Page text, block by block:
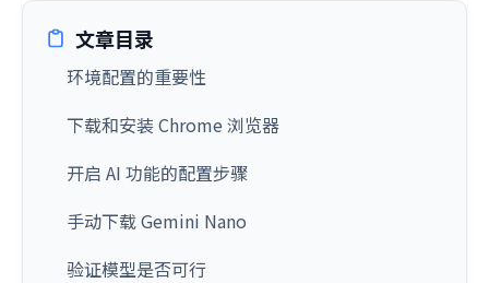
文章目录
环境配置的重要性
下载和安装 Chrome 浏览器
开启 AI 功能的配置步骤
手动下载 Gemini Nano
验证模型是否可行